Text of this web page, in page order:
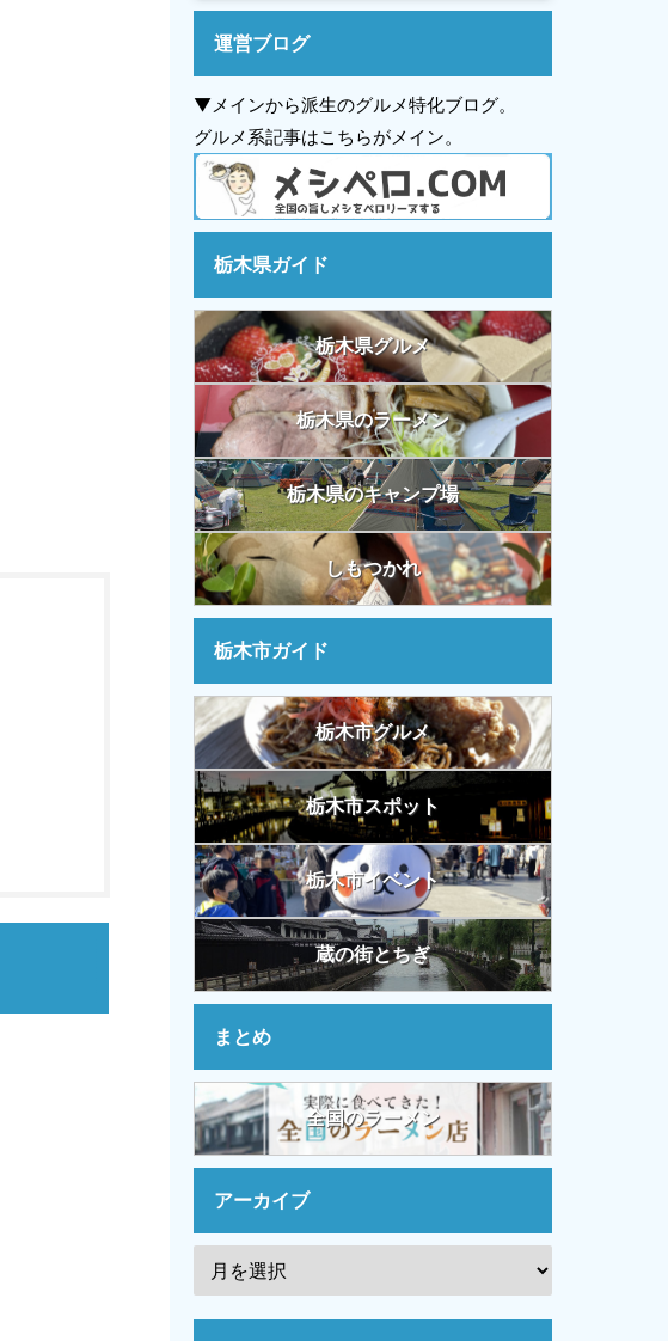
運営ブログ
▼メインから派生のグルメ特化ブログ。
グルメ系記事はこちらがメイン。
栃木県ガイド
栃木県グルメ
栃木県のラーメン
栃木県のキャンプ場
しもつかれ
栃木市ガイド
栃木市グルメ
栃木市スポット
栃木市イベント
蔵の街とちぎ
まとめ
全国のラーメン
アーカイブ